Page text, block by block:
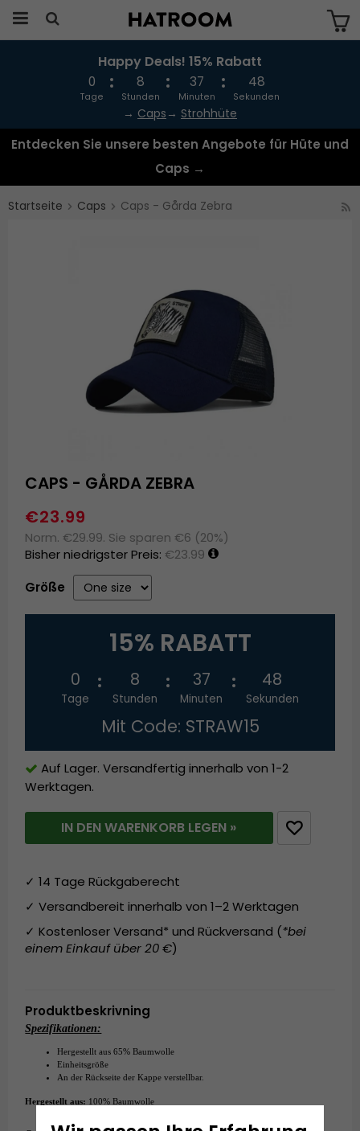
Das Produkt wurde in Ihren Warenkorb
gelegt
Happy Deals! 15% Rabatt
0
Tage
8
Stunden
37
Minuten
48
Sekunden
→ Caps → Strohhüte
Entdecken Sie unsere besten Angebote für Hüte und
Caps →
Startseite Caps Caps - Gårda Zebra
CAPS - GÅRDA ZEBRA
€23.99
Norm. €29.99. Sie sparen €6 (20%)
Bisher niedrigster Preis: €23.99
Größe
15% RABATT
0
Tage
8
Stunden
37
Minuten
48
Sekunden
Mit Code: STRAW15
Auf Lager. Versandfertig innerhalb von 1-2
Werktagen.
IN DEN WARENKORB LEGEN »
✓ 14 Tage Rückgaberecht
✓ Versandbereit innerhalb von 1–2 Werktagen
✓ Kostenloser Versand* und Rückversand (*bei
einem Einkauf über 20 €)
Produktbeskrivning
Spezifikationen:
Hergestellt aus 65% Baumwolle
Einheitsgröße
An der Rückseite der Kappe verstellbar.
Hergestellt aus: 100% Baumwolle